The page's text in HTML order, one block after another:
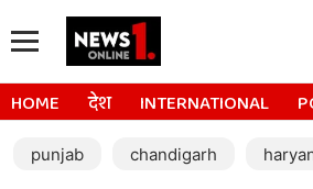
HOME देश INTERNATIONAL
punjab chandigarh